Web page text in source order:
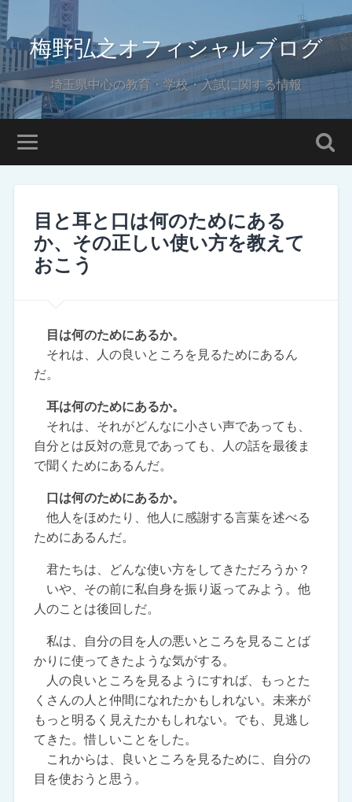
梅野弘之オフィシャルブログ
埼玉県中心の教育・学校・入試に関する情報
目と耳と口は何のためにある
か、その正しい使い方を教えて
おこう
目は何のためにあるか。
それは、人の良いところを見るためにあるん
だ。
耳は何のためにあるか。
それは、それがどんなに小さい声であっても、
自分とは反対の意見であっても、人の話を最後ま
で聞くためにあるんだ。
口は何のためにあるか。
他人をほめたり、他人に感謝する言葉を述べる
ためにあるんだ。
君たちは、どんな使い方をしてきただろうか？
いや、その前に私自身を振り返ってみよう。他
人のことは後回しだ。
私は、自分の目を人の悪いところを見ることば
かりに使ってきたような気がする。
人の良いところを見るようにすれば、もっとた
くさんの人と仲間になれたかもしれない。未来が
もっと明るく見えたかもしれない。でも、見逃し
てきた。惜しいことをした。
これからは、良いところを見るために、自分の
目を使おうと思う。